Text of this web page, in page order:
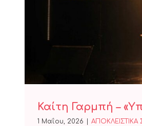
Καίτη
Καίτη Γαρμπή –
1 Μαΐου, 2026